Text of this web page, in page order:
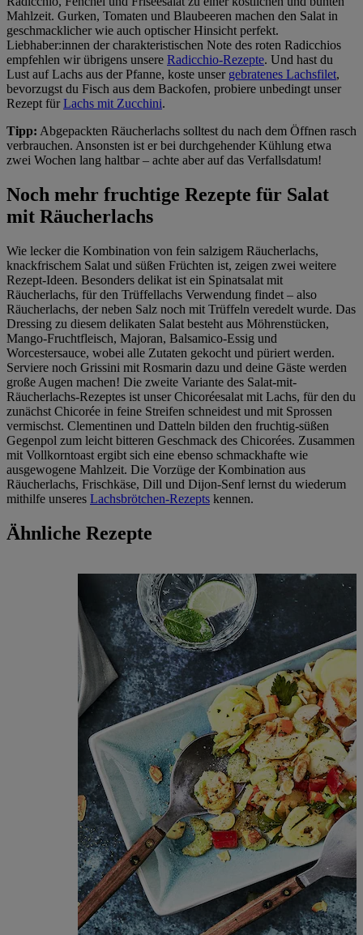
Mahlzeit. Gurken, Tomaten und Blaubeeren machen den Salat in
geschmacklicher wie auch optischer Hinsicht perfekt.
Liebhaber:innen der charakteristischen Note des roten Radicchios
empfehlen wir übrigens unsere Radicchio-Rezepte. Und hast du
Lust auf Lachs aus der Pfanne, koste unser gebratenes Lachsfilet,
bevorzugst du Fisch aus dem Backofen, probiere unbedingt unser
Rezept fürLachs mit Zucchini.
Tipp: Abgepackten Räucherlachs solltest du nach dem Öffnen rasch
verbrauchen. Ansonsten ist er bei durchgehender Kühlung etwa
zwei Wochen lang haltbar – achte aber auf das Verfallsdatum!
Noch mehr fruchtige Rezepte für Salat
mit Räucherlachs
Wie lecker die Kombination von fein salzigem Räucherlachs,
knackfrischem Salat und süßen Früchten ist, zeigen zwei weitere
Rezept-Ideen. Besonders delikat ist ein Spinatsalat mit
Räucherlachs, für den Trüffellachs Verwendung findet – also
Räucherlachs, der neben Salz noch mit Trüffeln veredelt wurde. Das
Dressing zu diesem delikaten Salat besteht aus Möhrenstücken,
Mango-Fruchtfleisch, Majoran, Balsamico-Essig und
Worcestersauce, wobei alle Zutaten gekocht und püriert werden.
Serviere noch Grissini mit Rosmarin dazu und deine Gäste werden
große Augen machen! Die zweite Variante des Salat-mit-
Räucherlachs-Rezeptes ist unser Chicoréesalat mit Lachs, für den du
zunächst Chicorée in feine Streifen schneidest und mit Sprossen
vermischst. Clementinen und Datteln bilden den fruchtig-süßen
Gegenpol zum leicht bitteren Geschmack des Chicorées. Zusammen
mit Vollkorntoast ergibt sich eine ebenso schmackhafte wie
ausgewogene Mahlzeit. Die Vorzüge der Kombination aus
Räucherlachs, Frischkäse, Dill und Dijon-Senf lernst du wiederum
mithilfe unseres Lachsbrötchen-Rezepts kennen.
Ähnliche Rezepte